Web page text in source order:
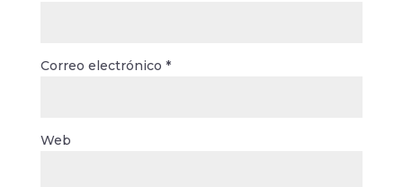
Correo electrónico *
Web